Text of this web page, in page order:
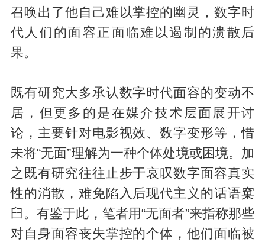
召唤出了他自己难以掌控的幽灵，数字时
代人们的面容正面临难以遏制的溃散后
果。
既有研究大多承认数字时代面容的变动不
居，但更多的是在媒介技术层面展开讨
论，主要针对电影视效、数字变形等，惜
未将“无面”理解为一种个体处境或困境。加
之既有研究往往止步于哀叹数字面容真实
性的消散，难免陷入后现代主义的话语窠
臼。有鉴于此，笔者用“无面者”来指称那些
对自身面容丧失掌控的个体，他们面临被